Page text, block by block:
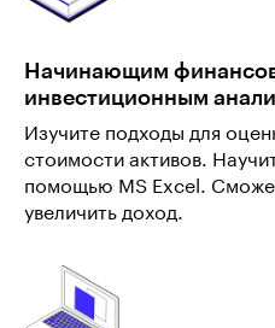
Начинающим
инвестиционным
Изучите подходы для
стоимости активов.
помощью MS Excel.
увеличить доход.